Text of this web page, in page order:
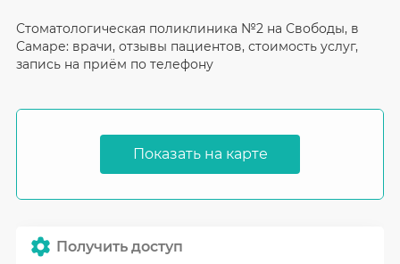
Стоматологическая поликлиника №2 на Свободы, в
Самаре: врачи, отзывы пациентов, стоимость услуг,
запись на приём по телефону
Показать на карте
Получить доступ